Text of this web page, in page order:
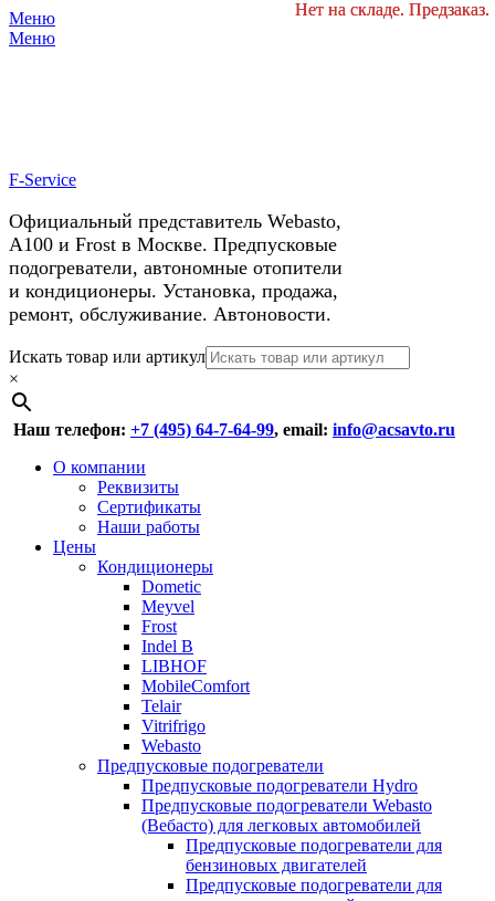
Меню
Меню
F-Service
Официальный представитель Webasto,
А100 и Frost в Москве. Предпусковые
подогреватели, автономные отопители
и кондиционеры. Установка, продажа,
ремонт, обслуживание. Автоновости.
Header
Right
Menu
Перейти
к
содержимому
Искать товар или артикул
×
Наш телефон: +7 (495) 64-7-64-99, email: info@acsavto.ru
Основное
Перейти
содержимому
О компании
Реквизиты
Сертификаты
Наши работы
Цены
Кондиционеры
Dometic
Meyvel
Frost
Indel B
LIBHOF
MobileComfort
Telair
Vitrifrigo
Webasto
Предпусковые подогреватели
Предпусковые подогреватели Hydro
Предпусковые подогреватели Webasto
(Вебасто) для легковых автомобилей
Предпусковые подогреватели для
бензиновых двигателей
Предпусковые подогреватели для
Нет на складе. Предзаказ.
Нет на складе. Предзаказ.
У нас космические скидки на